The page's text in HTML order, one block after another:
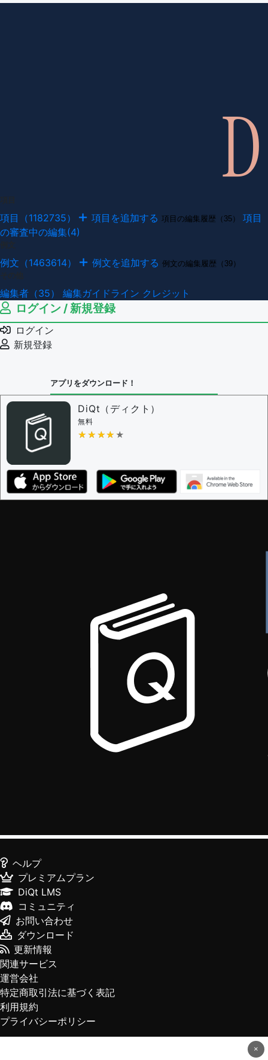
×
項目（1182735） 項目を追加する 項目の編集履歴（35）
項目
の審査中の編集(4)
例文（1463614） 例文を追加する 例文の編集履歴（39）
編集者（35） 編集ガイドライン クレジット
ログイン / 新規登録
ログイン
新規登録
アプリをダウンロード！
DiQt（ディクト）
無料
★★★★★
★★★★★
ヘルプ
プレミアムプラン
DiQt LMS
コミュニティ
お問い合わせ
ダウンロード
更新情報
関連サービス
運営会社
特定商取引法に基づく表記
利用規約
プライバシーポリシー